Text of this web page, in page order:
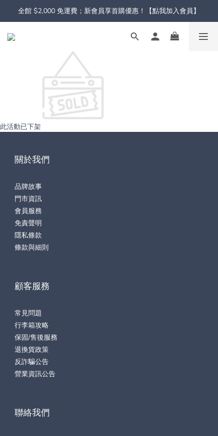
全館 $2,000 免運費；新會員享首購優惠！【點我加入會員】
此活動已下架
關於我們
品牌故事
門市資訊
會員服務
免責聲明
隱私條款
條款與細則
顧客服務
常見問題
行李箱攻略
保固/售後服務
退換貨政策
反詐騙公告
營業資訊公告
聯絡我們